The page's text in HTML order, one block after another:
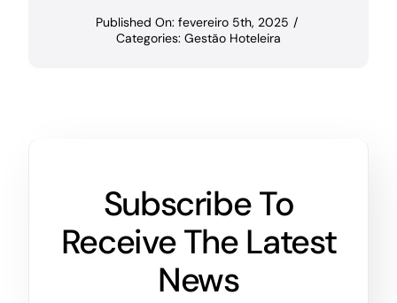
Published On: fevereiro 5th, 2025 /
Categories: Gestão Hoteleira
Subscribe To
Receive The Latest
News